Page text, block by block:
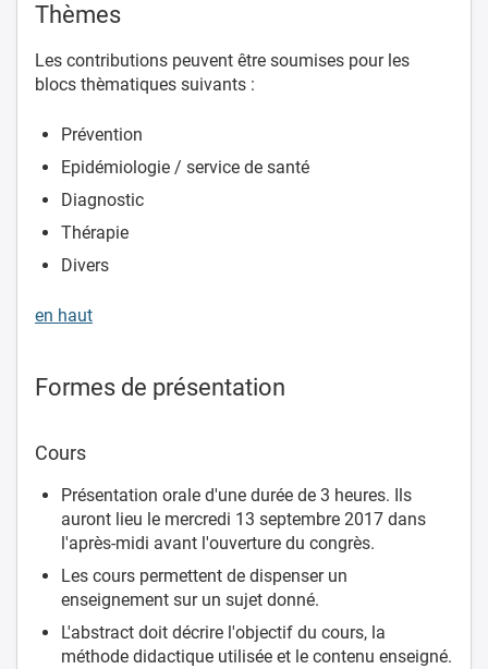
Thèmes
Les contributions peuvent être soumises pour les
blocs thèmatiques suivants :
Prévention
Epidémiologie / service de santé
Diagnostic
Thérapie
Divers
en haut
Formes de présentation
Cours
Présentation orale d'une durée de 3 heures. Ils
auront lieu le mercredi 13 septembre 2017 dans
l'après-midi avant l'ouverture du congrès.
Les cours permettent de dispenser un
enseignement sur un sujet donné.
L'abstract doit décrire l'objectif du cours, la
méthode didactique utilisée et le contenu enseigné.